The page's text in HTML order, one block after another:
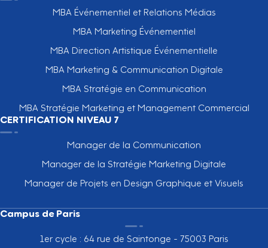
MBA Événementiel et Relations Médias
MBA Marketing Événementiel
MBA Direction Artistique Événementielle
MBA Marketing & Communication Digitale
MBA Stratégie en Communication
MBA Stratégie Marketing et Management Commercial
CERTIFICATION NIVEAU 7
Manager de la Communication
Manager de la Stratégie Marketing Digitale
Manager de Projets en Design Graphique et Visuels
Campus de Paris
1er cycle : 64 rue de Saintonge - 75003 Paris